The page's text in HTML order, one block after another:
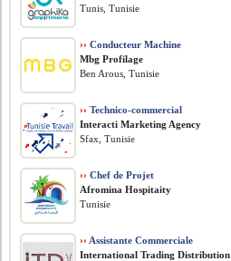
Tunis, Tunisie
›› Conducteur Machine
Mbg Profilage
Ben Arous, Tunisie
›› Technico-commercial
Interacti Marketing Agency
Sfax, Tunisie
›› Chef de Projet
Afromina Hospitaity
Tunisie
›› Assistante Commerciale
International Trading Distribution